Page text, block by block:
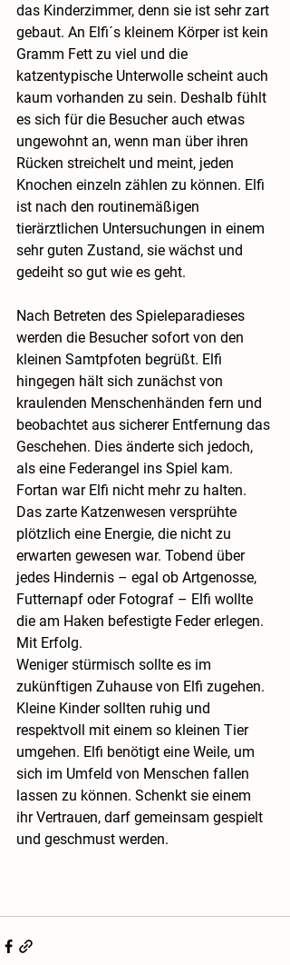
das Kinderzimmer, denn sie ist sehr zart
gebaut. An Elfi´s kleinem Körper ist kein
Gramm Fett zu viel und die
katzentypische Unterwolle scheint auch
kaum vorhanden zu sein. Deshalb fühlt
es sich für die Besucher auch etwas
ungewohnt an, wenn man über ihren
Rücken streichelt und meint, jeden
Knochen einzeln zählen zu können. Elfi
ist nach den routinemäßigen
tierärztlichen Untersuchungen in einem
sehr guten Zustand, sie wächst und
gedeiht so gut wie es geht.
Nach Betreten des Spieleparadieses
werden die Besucher sofort von den
kleinen Samtpfoten begrüßt. Elfi
hingegen hält sich zunächst von
kraulenden Menschenhänden fern und
beobachtet aus sicherer Entfernung das
Geschehen. Dies änderte sich jedoch,
als eine Federangel ins Spiel kam.
Fortan war Elfi nicht mehr zu halten.
Das zarte Katzenwesen versprühte
plötzlich eine Energie, die nicht zu
erwarten gewesen war. Tobend über
jedes Hindernis – egal ob Artgenosse,
Futternapf oder Fotograf – Elfi wollte
die am Haken befestigte Feder erlegen.
Mit Erfolg.
Weniger stürmisch sollte es im
zukünftigen Zuhause von Elfi zugehen.
Kleine Kinder sollten ruhig und
respektvoll mit einem so kleinen Tier
umgehen. Elfi benötigt eine Weile, um
sich im Umfeld von Menschen fallen
lassen zu können. Schenkt sie einem
ihr Vertrauen, darf gemeinsam gespielt
und geschmust werden.